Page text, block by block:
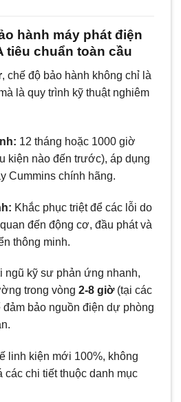
hành máy phát điện
tiêu chuẩn toàn cầu
, chế độ bảo hành không chỉ là
là quy trình kỹ thuật nghiêm
12 tháng hoặc 1000 giờ
kiện nào đến trước), áp dụng
Cummins chính hãng.
Khắc phục triệt để các lỗi do
đến động cơ, đầu phát và
thông minh.
ngũ kỹ sư phản ứng nhanh,
trong vòng 2-8 giờ(tại các
bảo nguồn điện dự phòng
linh kiện mới 100%, không
chi tiết thuộc danh mục